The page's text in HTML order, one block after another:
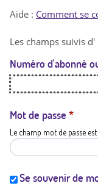
Aide : Comment se
Les champs suivis d'
Numéro d'abonné
Mot de passe *
Le champ mot de passe
Se souvenir de